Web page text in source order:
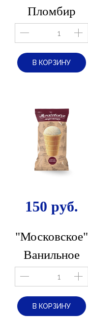
Пломбир
ванильный
В КОРЗИНУ
150 руб.
"Московское"
Ванильное
В КОРЗИНУ